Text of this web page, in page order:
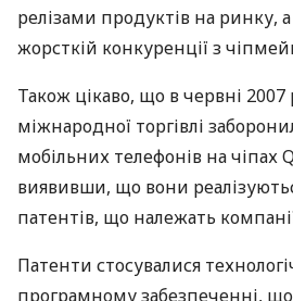
релізами продуктів на ринку,
жорсткій конкуренції з
Також цікаво, що в червні 2007
міжнародної торгівлі
мобільних телефонів на чіпах
виявивши, що вони
патентів, що належать
Патенти стосувалися
програмному забезпеченні,